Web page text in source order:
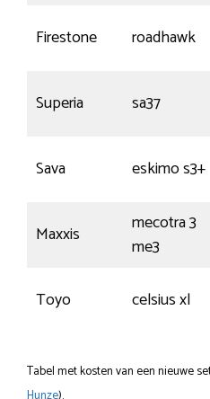
Firestone roadhawk
Superia sa37
Sava eskimo s3+
Maxxis
mecotra 3
me3
Toyo celsius xl
Tabel met kosten van een nieuwe